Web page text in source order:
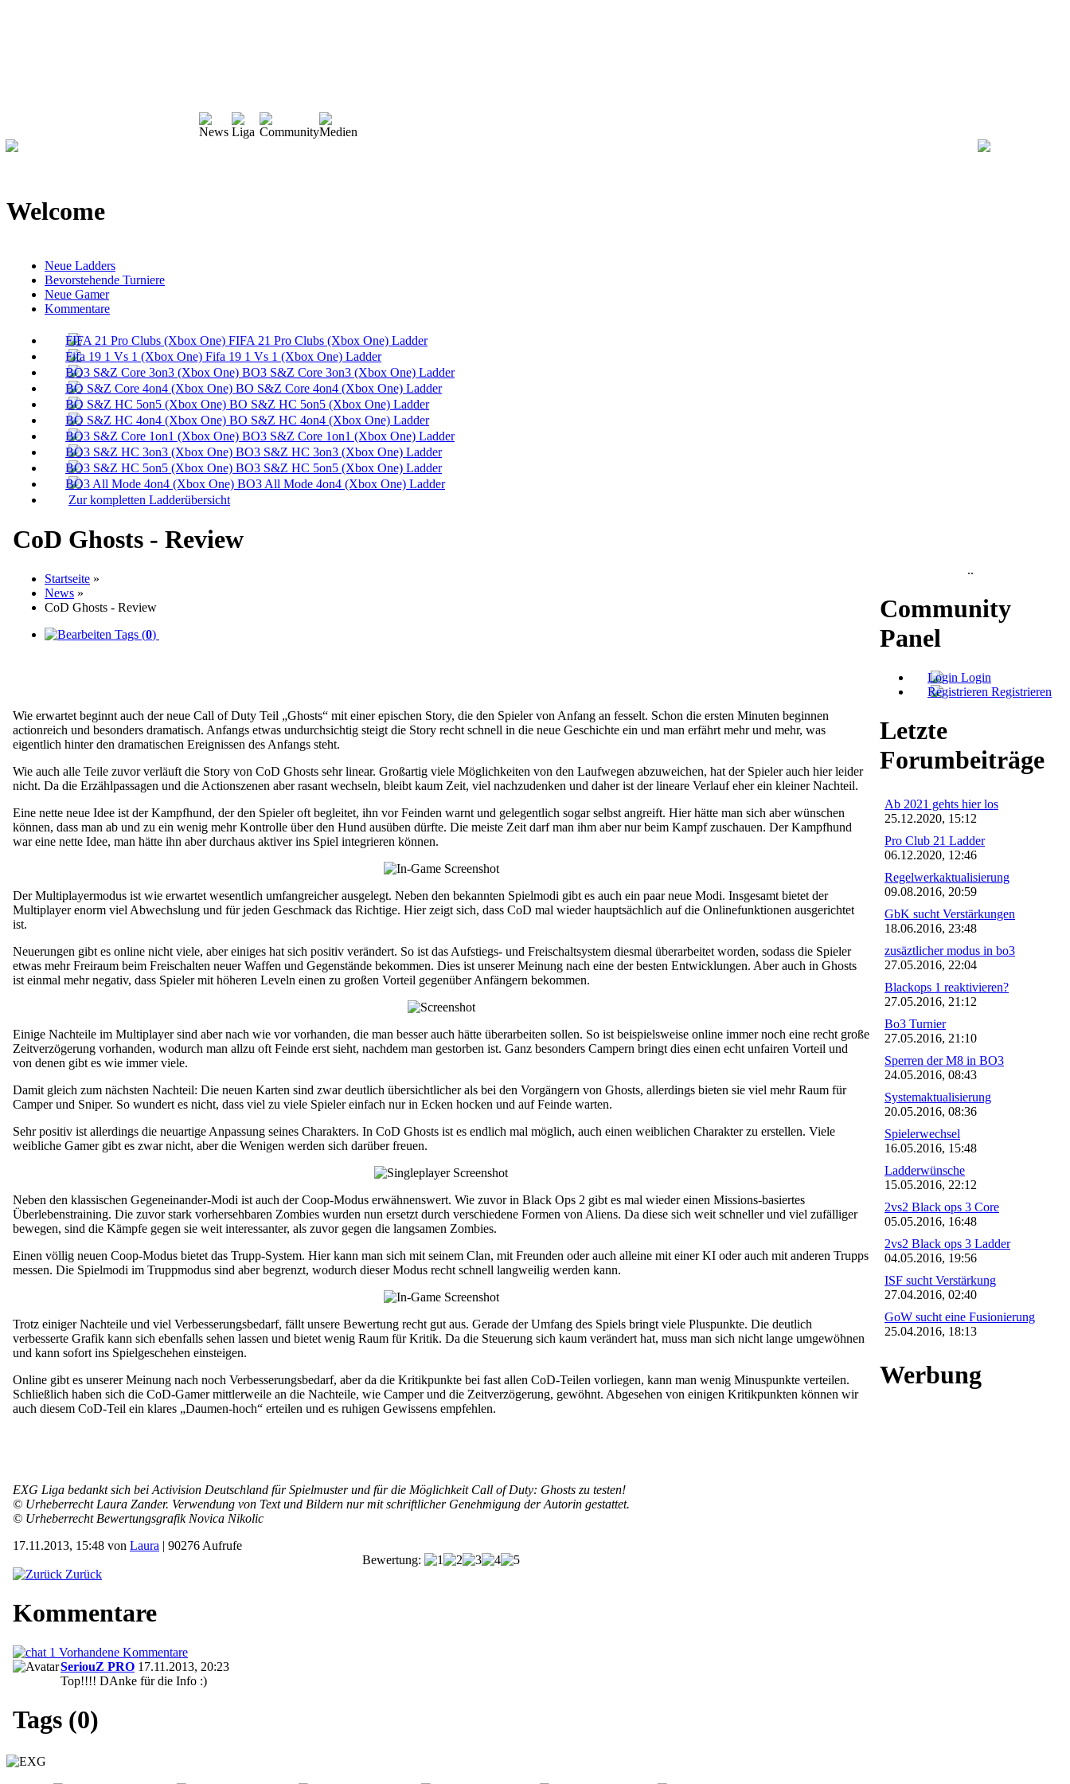
Welcome
Neue Ladders
Bevorstehende Turniere
Neue Gamer
Kommentare
FIFA 21 Pro Clubs (Xbox One) Ladder
Fifa 19 1 Vs 1 (Xbox One) Ladder
BO3 S&Z Core 3on3 (Xbox One) Ladder
BO S&Z Core 4on4 (Xbox One) Ladder
BO S&Z HC 5on5 (Xbox One) Ladder
BO S&Z HC 4on4 (Xbox One) Ladder
BO3 S&Z Core 1on1 (Xbox One) Ladder
BO3 S&Z HC 3on3 (Xbox One) Ladder
BO3 S&Z HC 5on5 (Xbox One) Ladder
BO3 All Mode 4on4 (Xbox One) Ladder
Zur kompletten Ladderübersicht
CoD Ghosts - Review
Startseite »
News »
CoD Ghosts - Review
Tags (0)
Wie erwartet beginnt auch der neue Call of Duty Teil „Ghosts“ mit einer epischen Story, die den Spieler von Anfang an fesselt. Schon die ersten Minuten beginnen
actionreich und besonders dramatisch. Anfangs etwas undurchsichtig steigt die Story recht schnell in die neue Geschichte ein und man erfährt mehr und mehr, was
eigentlich hinter den dramatischen Ereignissen des Anfangs steht.
Wie auch alle Teile zuvor verläuft die Story von CoD Ghosts sehr linear. Großartig viele Möglichkeiten von den Laufwegen abzuweichen, hat der Spieler auch hier leider
nicht. Da die Erzählpassagen und die Actionszenen aber rasant wechseln, bleibt kaum Zeit, viel nachzudenken und daher ist der lineare Verlauf eher ein kleiner Nachteil.
Eine nette neue Idee ist der Kampfhund, der den Spieler oft begleitet, ihn vor Feinden warnt und gelegentlich sogar selbst angreift. Hier hätte man sich aber wünschen
können, dass man ab und zu ein wenig mehr Kontrolle über den Hund ausüben dürfte. Die meiste Zeit darf man ihm aber nur beim Kampf zuschauen. Der Kampfhund
war eine nette Idee, man hätte ihn aber durchaus aktiver ins Spiel integrieren können.
Der Multiplayermodus ist wie erwartet wesentlich umfangreicher ausgelegt. Neben den bekannten Spielmodi gibt es auch ein paar neue Modi. Insgesamt bietet der
Multiplayer enorm viel Abwechslung und für jeden Geschmack das Richtige. Hier zeigt sich, dass CoD mal wieder hauptsächlich auf die Onlinefunktionen ausgerichtet
ist.
Neuerungen gibt es online nicht viele, aber einiges hat sich positiv verändert. So ist das Aufstiegs- und Freischaltsystem diesmal überarbeitet worden, sodass die Spieler
etwas mehr Freiraum beim Freischalten neuer Waffen und Gegenstände bekommen. Dies ist unserer Meinung nach eine der besten Entwicklungen. Aber auch in Ghosts
ist einmal mehr negativ, dass Spieler mit höheren Leveln einen zu großen Vorteil gegenüber Anfängern bekommen.
Einige Nachteile im Multiplayer sind aber nach wie vor vorhanden, die man besser auch hätte überarbeiten sollen. So ist beispielsweise online immer noch eine recht große
Zeitverzögerung vorhanden, wodurch man allzu oft Feinde erst sieht, nachdem man gestorben ist. Ganz besonders Campern bringt dies einen echt unfairen Vorteil und
von denen gibt es wie immer viele.
Damit gleich zum nächsten Nachteil: Die neuen Karten sind zwar deutlich übersichtlicher als bei den Vorgängern von Ghosts, allerdings bieten sie viel mehr Raum für
Camper und Sniper. So wundert es nicht, dass viel zu viele Spieler einfach nur in Ecken hocken und auf Feinde warten.
Sehr positiv ist allerdings die neuartige Anpassung seines Charakters. In CoD Ghosts ist es endlich mal möglich, auch einen weiblichen Charakter zu erstellen. Viele
weibliche Gamer gibt es zwar nicht, aber die Wenigen werden sich darüber freuen.
Neben den klassischen Gegeneinander-Modi ist auch der Coop-Modus erwähnenswert. Wie zuvor in Black Ops 2 gibt es mal wieder einen Missions-basiertes
Überlebenstraining. Die zuvor stark vorhersehbaren Zombies wurden nun ersetzt durch verschiedene Formen von Aliens. Da diese sich weit schneller und viel zufälliger
bewegen, sind die Kämpfe gegen sie weit interessanter, als zuvor gegen die langsamen Zombies.
Einen völlig neuen Coop-Modus bietet das Trupp-System. Hier kann man sich mit seinem Clan, mit Freunden oder auch alleine mit einer KI oder auch mit anderen Trupps
messen. Die Spielmodi im Truppmodus sind aber begrenzt, wodurch dieser Modus recht schnell langweilig werden kann.
Trotz einiger Nachteile und viel Verbesserungsbedarf, fällt unsere Bewertung recht gut aus. Gerade der Umfang des Spiels bringt viele Pluspunkte. Die deutlich
verbesserte Grafik kann sich ebenfalls sehen lassen und bietet wenig Raum für Kritik. Da die Steuerung sich kaum verändert hat, muss man sich nicht lange umgewöhnen
und kann sofort ins Spielgeschehen einsteigen.
Online gibt es unserer Meinung nach noch Verbesserungsbedarf, aber da die Kritikpunkte bei fast allen CoD-Teilen vorliegen, kann man wenig Minuspunkte verteilen.
Schließlich haben sich die CoD-Gamer mittlerweile an die Nachteile, wie Camper und die Zeitverzögerung, gewöhnt. Abgesehen von einigen Kritikpunkten können wir
auch diesem CoD-Teil ein klares „Daumen-hoch“ erteilen und es ruhigen Gewissens empfehlen.
EXG Liga bedankt sich bei Activision Deutschland für Spielmuster und für die Möglichkeit Call of Duty: Ghosts zu testen!
© Urheberrecht Laura Zander. Verwendung von Text und Bildern nur mit schriftlicher Genehmigung der Autorin gestattet.
© Urheberrecht Bewertungsgrafik Novica Nikolic
17.11.2013, 15:48 von Laura | 90276 Aufrufe
Bewertung:
Zurück
Kommentare
1 Vorhandene Kommentare
SeriouZ PRO 17.11.2013, 20:23
Top!!!! DAnke für die Info :)
Tags (0)
..
Community
Panel
Login
Registrieren
Letzte
Forumbeiträge
Ab 2021 gehts hier los
25.12.2020, 15:12
Pro Club 21 Ladder
06.12.2020, 12:46
Regelwerkaktualisierung
09.08.2016, 20:59
GbK sucht Verstärkungen
18.06.2016, 23:48
zusäztlicher modus in bo3
27.05.2016, 22:04
Blackops 1 reaktivieren?
27.05.2016, 21:12
Bo3 Turnier
27.05.2016, 21:10
Sperren der M8 in BO3
24.05.2016, 08:43
Systemaktualisierung
20.05.2016, 08:36
Spielerwechsel
16.05.2016, 15:48
Ladderwünsche
15.05.2016, 22:12
2vs2 Black ops 3 Core
05.05.2016, 16:48
2vs2 Black ops 3 Ladder
04.05.2016, 19:56
ISF sucht Verstärkung
27.04.2016, 02:40
GoW sucht eine Fusionierung
25.04.2016, 18:13
Werbung